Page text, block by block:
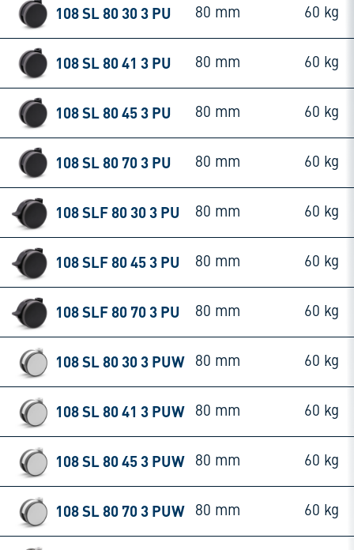
108 SL 80 30 3 PU 80 mm 60 kg
108 SL 80 41 3 PU 80 mm 60 kg
108 SL 80 45 3 PU 80 mm 60 kg
108 SL 80 70 3 PU 80 mm 60 kg
108 SLF 80 30 3 PU 80 mm 60 kg
108 SLF 80 45 3 PU 80 mm 60 kg
108 SLF 80 70 3 PU 80 mm 60 kg
108 SL 80 30 3 PUW 80 mm 60 kg
108 SL 80 41 3 PUW 80 mm 60 kg
108 SL 80 45 3 PUW 80 mm 60 kg
108 SL 80 70 3 PUW 80 mm 60 kg